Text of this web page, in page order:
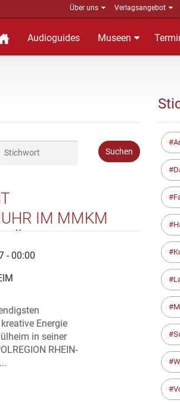
Über uns Verlagsangebot
Audioguides Museen
IM MMKM
- 00:00
Energie
in seiner
RHEIN-